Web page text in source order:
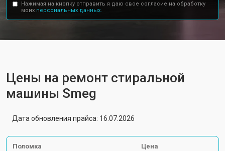
Нажимая на кнопку отправить я даю свое согласие на обработку
моих персональных данных.
Цены на ремонт стиральной
машины Smeg
Дата обновления прайса: 16.07.2026
Поломка
Цена